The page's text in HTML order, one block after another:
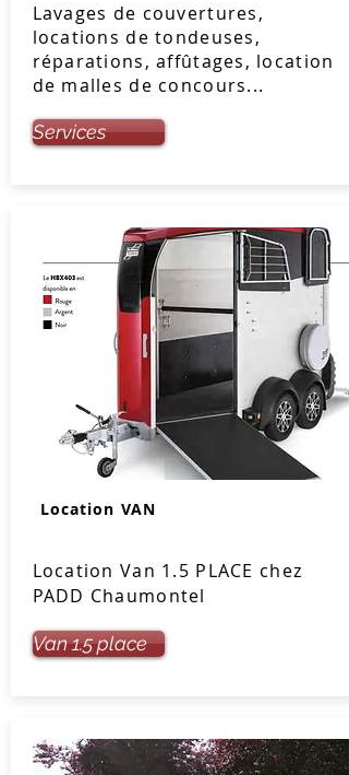
Lavages de couvertures,
locations de tondeuses,
réparations, affûtages, location
de malles de concours...
Services
Location VAN
Location Van 1.5 PLACE chez
PADD Chaumontel
Van 1.5 place